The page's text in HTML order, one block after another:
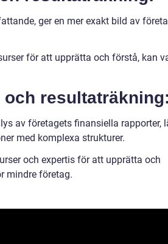
ger en mer exakt bild av
för att upprätta och förstå, kan
av företagets finansiella rapporter,
med komplexa strukturer.
och expertis för att upprätta och
mindre företag.